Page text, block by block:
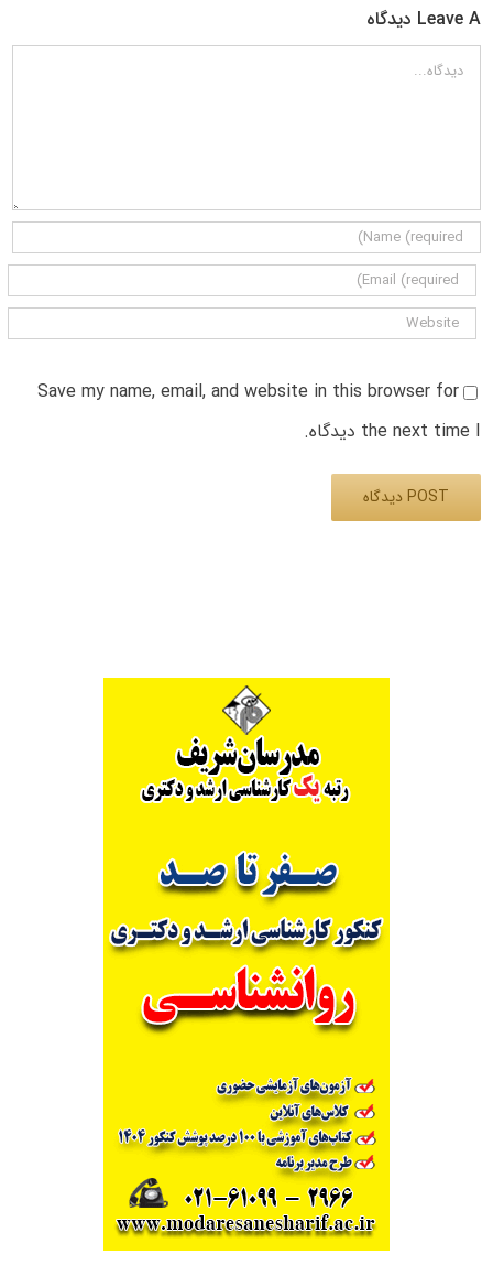
Leave A دیدگاه
دیدگاه
Save my name, email, and website in this browser for
the next time I دیدگاه.